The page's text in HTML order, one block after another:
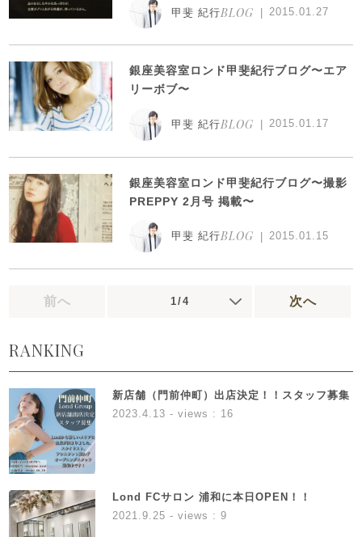
甲斐 紀行BLOG 2015.01.27
銀座美容室ロンド甲斐紀行ブログ〜エア
リーボブ〜
甲斐 紀行BLOG 2015.01.17
銀座美容室ロンド甲斐紀行ブログ〜撮影
PREPPY 2月号 掲載〜
甲斐 紀行BLOG 2015.01.15
前へ 1/4 次へ
RANKING
新店舗（門前仲町）出店決定！！スタッフ募集
2023.4.13 - views : 16
Lond FCサロン 浦和に本日OPEN！！
2021.9.25 - views : 9